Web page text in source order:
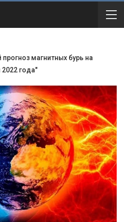
магнитных бурь на
года"